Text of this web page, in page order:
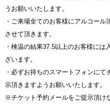
うお願いいたします。
・ご来場全てのお客様にアルコー
させて頂きます。
・検温の結果37.5以上のお客様に
ざいます。
・必ずお持ちのスマートフォンに
示頂きますようお願いいたします。
※チケット予約メールをご提示頂け